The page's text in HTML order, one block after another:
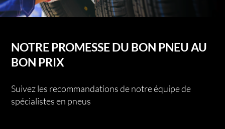
NOTRE PROMESSE DU BON PNEU AU
BON PRIX
Suivez les recommandations de notre équipe de
spécialistes en pneus